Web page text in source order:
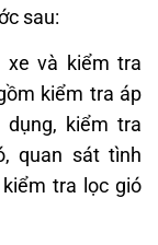
sau:
xe và kiểm tra
kiểm tra áp
kiểm tra
quan sát tình
tra lọc gió